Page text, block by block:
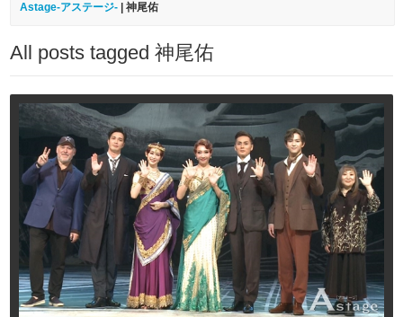
Astage-アステージ- |神尾佑
All posts tagged 神尾佑